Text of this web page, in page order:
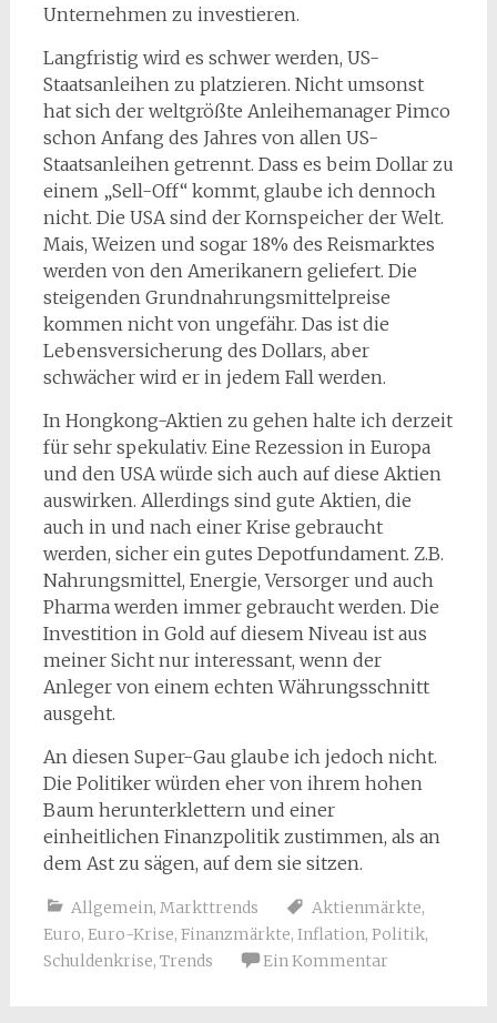
Unternehmen zu investieren.
Langfristig wird es schwer werden, US-
Staatsanleihen zu platzieren. Nicht umsonst
hat sich der weltgrößte Anleihemanager Pimco
schon Anfang des Jahres von allen US-
Staatsanleihen getrennt. Dass es beim Dollar zu
einem „Sell-Off“ kommt, glaube ich dennoch
nicht. Die USA sind der Kornspeicher der Welt.
Mais, Weizen und sogar 18% des Reismarktes
werden von den Amerikanern geliefert. Die
steigenden Grundnahrungsmittelpreise
kommen nicht von ungefähr. Das ist die
Lebensversicherung des Dollars, aber
schwächer wird er in jedem Fall werden.
In Hongkong-Aktien zu gehen halte ich derzeit
für sehr spekulativ. Eine Rezession in Europa
und den USA würde sich auch auf diese Aktien
auswirken. Allerdings sind gute Aktien, die
auch in und nach einer Krise gebraucht
werden, sicher ein gutes Depotfundament. Z.B.
Nahrungsmittel, Energie, Versorger und auch
Pharma werden immer gebraucht werden. Die
Investition in Gold auf diesem Niveau ist aus
meiner Sicht nur interessant, wenn der
Anleger von einem echten Währungsschnitt
ausgeht.
An diesen Super-Gau glaube ich jedoch nicht.
Die Politiker würden eher von ihrem hohen
Baum herunterklettern und einer
einheitlichen Finanzpolitik zustimmen, als an
dem Ast zu sägen, auf dem sie sitzen.
Allgemein, Markttrends Aktienmärkte,
Euro, Euro-Krise, Finanzmärkte, Inflation, Politik,
Schuldenkrise, Trends Ein Kommentar